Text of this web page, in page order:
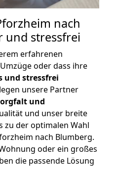
nach
und stressfrei
erfahrenen
oder dass ihre
und stressfrei
unsere Partner
und
und unser breite
zu der optimalen Wahl
nach Blumberg.
oder ein großes
die passende Lösung